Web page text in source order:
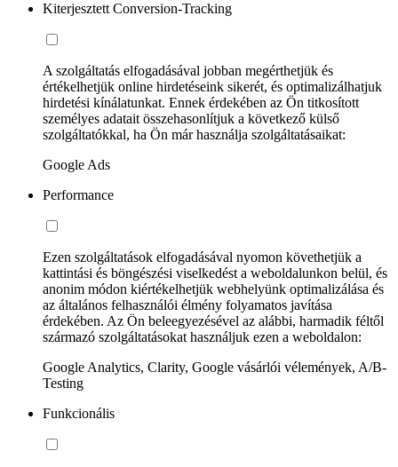
Kiterjesztett Conversion-Tracking
A szolgáltatás elfogadásával jobban megérthetjük és
értékelhetjük online hirdetéseink sikerét, és optimalizálhatjuk
hirdetési kínálatunkat. Ennek érdekében az Ön titkosított
személyes adatait összehasonlítjuk a következő külső
szolgáltatókkal, ha Ön már használja szolgáltatásaikat:
Google Ads
Performance
Ezen szolgáltatások elfogadásával nyomon követhetjük a
kattintási és böngészési viselkedést a weboldalunkon belül, és
anonim módon kiértékelhetjük webhelyünk optimalizálása és
az általános felhasználói élmény folyamatos javítása
érdekében. Az Ön beleegyezésével az alábbi, harmadik féltől
származó szolgáltatásokat használjuk ezen a weboldalon:
Google Analytics, Clarity, Google vásárlói vélemények, A/B-
Testing
Funkcionális